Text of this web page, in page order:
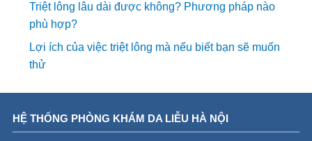
Triệt lông lâu dài được không? Phương pháp nào
phù hợp?
Lợi ích của việc triệt lông mà nếu biết bạn sẽ muốn
thử
HỆ THỐNG PHÒNG KHÁM DA LIỄU HÀ NỘI